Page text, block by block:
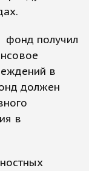
фонд получил
в
должен
в